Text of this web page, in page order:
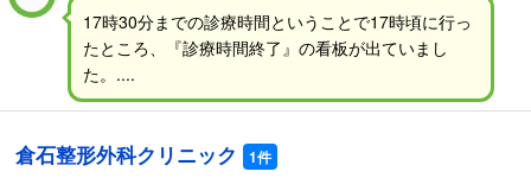
17時30分までの診療時間ということで17時頃に行っ
たところ、『診療時間終了』の看板が出ていまし
た。....
倉石整形外科クリニック 1件